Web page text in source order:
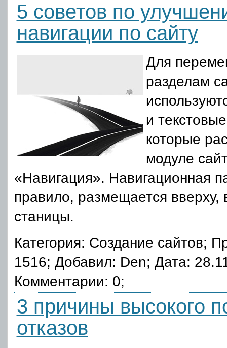
5 советов по
навигации по сайту
Для
разделам
и
которые
модуле
«Навигация». Навигационная
правило, размещается вверху,
станицы.
Категория: Создание сайтов;
1516; Добавил: Den; Дата:
Комментарии: 0;
3 причины высокого
отказов